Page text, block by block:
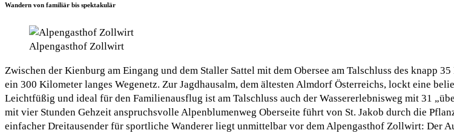
Wandern von familiär bis spektakulär
Alpengasthof Zollwirt
Zwischen der Kienburg am Eingang und dem Staller Sattel mit dem Obersee am Talschluss des knapp
ein 300 Kilometer langes Wegenetz. Zur Jagdhausalm, dem ältesten Almdorf Österreichs, lockt eine
Leichtfüßig und ideal für den Familienausflug ist am Talschluss auch der Wassererlebnisweg mit 31
mit vier Stunden Gehzeit anspruchsvolle Alpenblumenweg Oberseite führt von St. Jakob durch die
einfacher Dreitausender für sportliche Wanderer liegt unmittelbar vor dem Alpengasthof Zollwirt: Der